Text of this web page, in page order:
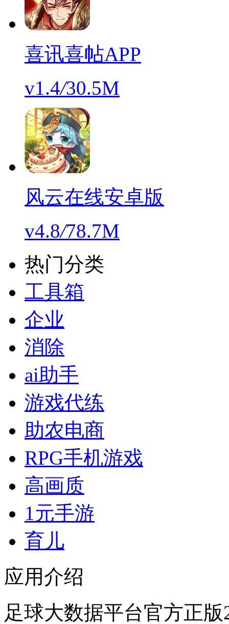
喜讯喜帖APP
v1.4/30.5M
风云在线安卓版
v4.8/78.7M
热门分类
工具箱
企业
消除
ai助手
游戏代练
助农电商
RPG手机游戏
高画质
1元手游
育儿
应用介绍
足球大数据平台官方正